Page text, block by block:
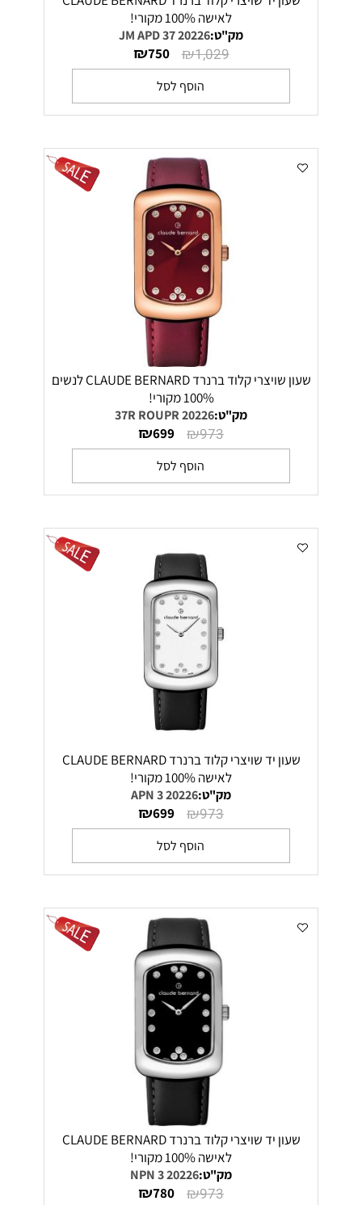
לאישה 100% מקורי!
מק"ט:20226 37 JM APD
₪1,029
₪750
הוסף לסל
שעון שויצרי קלוד ברנרד CLAUDE BERNARD לנשים
100% מקורי!
מק"ט:20226 37R ROUPR
₪973
₪699
הוסף לסל
שעון יד שויצרי קלוד ברנרד CLAUDE BERNARD
לאישה 100% מקורי!
מק"ט:20226 3 APN
₪973
₪699
הוסף לסל
שעון יד שויצרי קלוד ברנרד CLAUDE BERNARD
לאישה 100% מקורי!
מק"ט:20226 3 NPN
₪973
₪780